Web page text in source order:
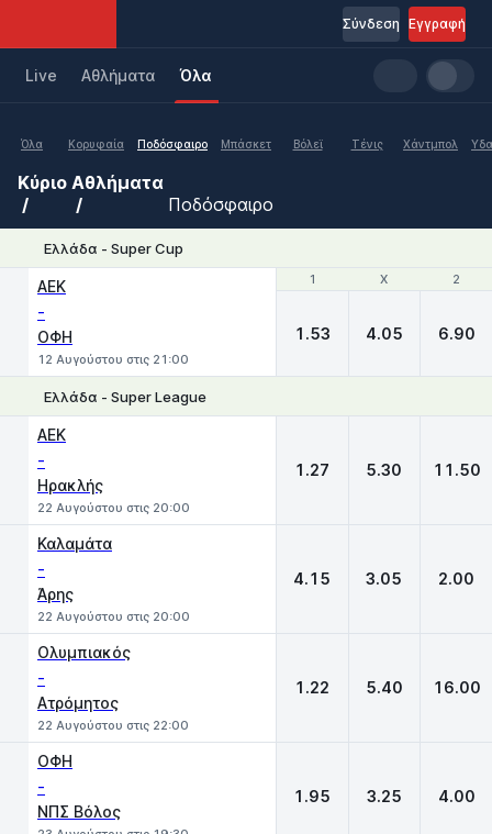
Εγγραφή
Σύνδεση
Live Aθλήματα Όλα
Όλα Κορυφαία Ποδόσφαιρο Μπάσκετ Βόλεϊ Τένις Χάντμπολ
Κύριο Αθλήματα
Ποδόσφαιρο
Ελλάδα - Super Cup
1 X 2
ΑΕΚ
-
ΟΦΗ
12 Αυγούστου στις 21:00
1 X 2
1.53 4.05 6.90
Ελλάδα - Super League
ΑΕΚ
-
Ηρακλής
22 Αυγούστου στις 20:00
1.27 5.30 11.50
Καλαμάτα
-
Άρης
22 Αυγούστου στις 20:00
4.15 3.05 2.00
Ολυμπιακός
-
Ατρόμητος
22 Αυγούστου στις 22:00
1.22 5.40 16.00
ΟΦΗ
-
ΝΠΣ Βόλος
1.95 3.25 4.00